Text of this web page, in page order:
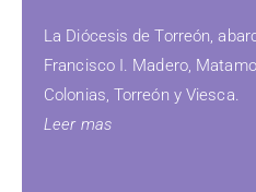
La Diócesis de Torreón,
Francisco I. Madero,
Colonias, Torreón y Viesca.
Leer mas